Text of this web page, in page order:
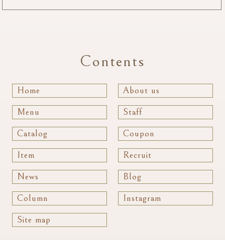
Contents
Home About us
Menu Staff
Catalog Coupon
Item Recruit
News Blog
Column Instagram
Site map